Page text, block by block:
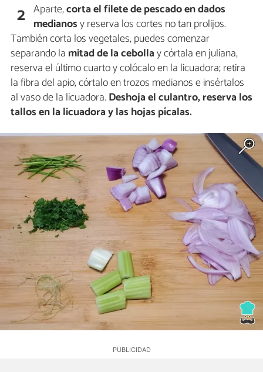
2 Aparte,corta el filete de pescado en dados
medianosy reserva los cortes no tan prolijos.
También corta los vegetales, puedes comenzar
separando la mitad de la cebollay córtala en juliana,
reserva el último cuarto y colócalo en la licuadora; retira
la fibra del apio, córtalo en trozos medianos e insértalos
al vaso de la licuadora. Deshoja el culantro, reserva los
tallos en la licuadora y las hojas pícalas.